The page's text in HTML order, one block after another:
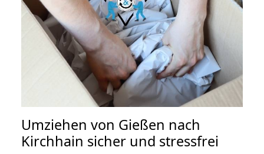
Umziehen von Gießen nach
Kirchhain sicher und stressfrei